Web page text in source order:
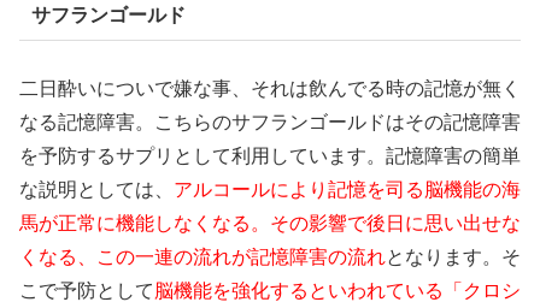
サフランゴールド
二日酔いについで嫌な事、それは飲んでる時の記憶が無く
なる記憶障害。こちらのサフランゴールドはその記憶障害
を予防するサプリとして利用しています。記憶障害の簡単
な説明としては、 アルコールにより記憶を司る脳機能の海
馬が正常に機能しなくなる。その影響で後日に思い出せな
くなる、この一連の流れが記憶障害の流れとなります。そ
こで予防として 脳機能を強化するといわれている「クロシ